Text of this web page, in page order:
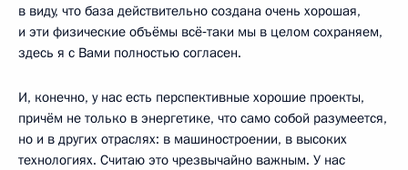
в виду, что база действительно создана очень хорошая,
и эти физические объёмы всё‑таки мы в целом сохраняем,
здесь я с Вами полностью согласен.
И, конечно, у нас есть перспективные хорошие проекты,
причём не только в энергетике, что само собой разумеется,
но и в других отраслях: в машиностроении, в высоких
технологиях. Считаю это чрезвычайно важным. У нас